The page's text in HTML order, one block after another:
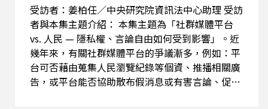
受訪者：姜柏任／中央研究院資訊法中心助理 受訪
者與本集主題介紹： 本集主題為「社群媒體平台
vs. 人民 — 隱私權、言論自由如何受到影響」。近
幾年來，有關社群媒體平台的爭議漸多，例如：平
台可否藉由蒐集人民瀏覽紀錄等個資、推播相關廣
告，或平台能否協助散布假消息或有害言論、促成